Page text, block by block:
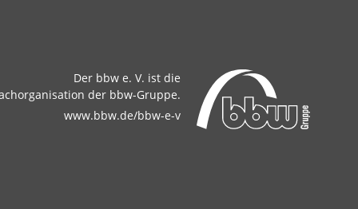
Der bbw e. V. ist die
der bbw-Gruppe.
www.bbw.de/bbw-e-v